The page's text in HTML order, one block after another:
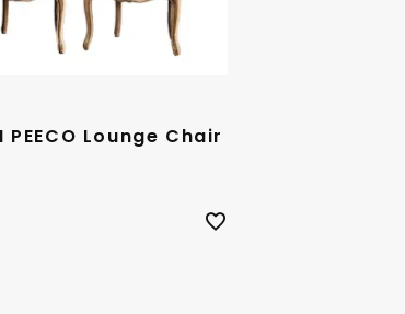
PEECO Lounge Chair